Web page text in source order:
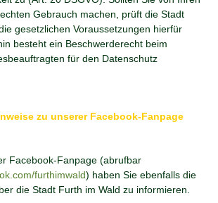
Gebrauch machen, prüft die Stadt
gesetzlichen Voraussetzungen hierfür
besteht ein Beschwerderecht beim
für den Datenschutz
zu unserer Facebook-Fanpage
Facebook-Fanpage (abrufbar
furthimwald) haben Sie ebenfalls die
die Stadt Furth im Wald zu informieren.